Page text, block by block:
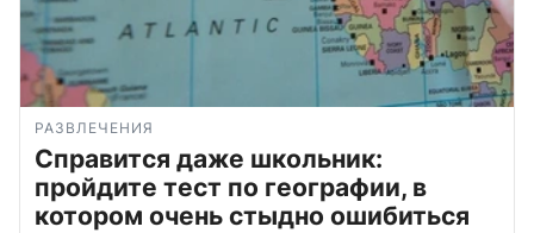
РАЗВЛЕЧЕНИЯ
Справится даже школьник:
пройдите тест по географии, в
котором очень стыдно ошибиться